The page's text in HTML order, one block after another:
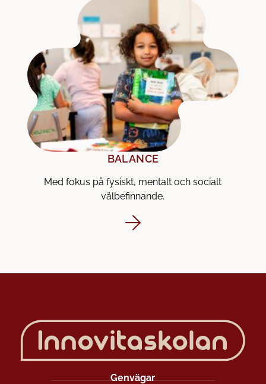
BALANCE
Med fokus på fysiskt, mentalt och socialt
välbefinnande.
Genvägar